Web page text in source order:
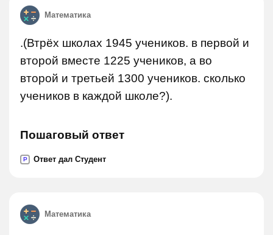
Математика
.(Втрёх школах 1945 учеников. в первой и
второй вместе 1225 учеников, а во
второй и третьей 1300 учеников. сколько
учеников в каждой школе?).
Пошаговый ответ
P Ответ дал Студент
Математика